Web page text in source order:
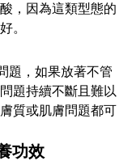
，因為這類型態的
。
題，如果放著不管
題持續不斷且難以
質或肌膚問題都可
功效